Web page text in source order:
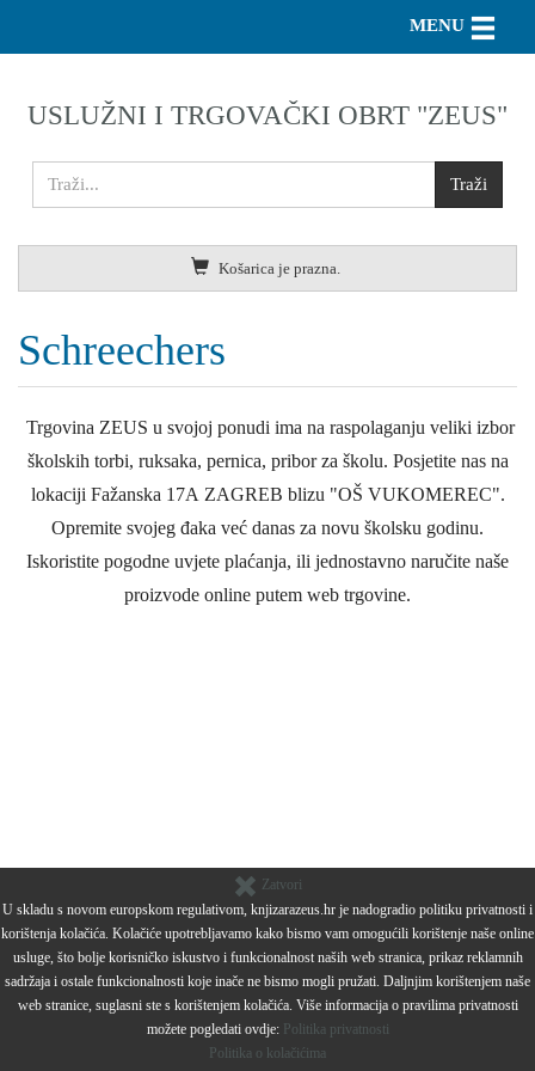
USLUŽNI I TRGOVAČKI OBRT "ZEUS"
Košarica je prazna.
MENU Toggle
Schreechers
Trgovina ZEUS u svojoj ponudi ima na raspolaganju veliki izbor
školskih torbi, ruksaka, pernica, pribor za školu. Posjetite nas na
lokaciji Fažanska 17A ZAGREB blizu "OŠ VUKOMEREC".
Opremite svojeg đaka već danas za novu školsku godinu.
Iskoristite pogodne uvjete plaćanja, ili jednostavno naručite naše
proizvode online putem web trgovine.
Zatvori
U skladu s novom europskom regulativom, knjizarazeus.hr je nadogradio politiku privatnosti i
korištenja kolačića. Kolačiće upotrebljavamo kako bismo vam omogućili korištenje naše online
usluge, što bolje korisničko iskustvo i funkcionalnost naših web stranica, prikaz reklamnih
sadržaja i ostale funkcionalnosti koje inače ne bismo mogli pružati. Daljnjim korištenjem naše
web stranice, suglasni ste s korištenjem kolačića. Više informacija o pravilima privatnosti
možete pogledati ovdje: Politika privatnosti
Politika o kolačićima